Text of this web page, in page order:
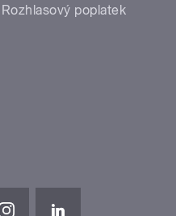
Rozhlasový poplatek